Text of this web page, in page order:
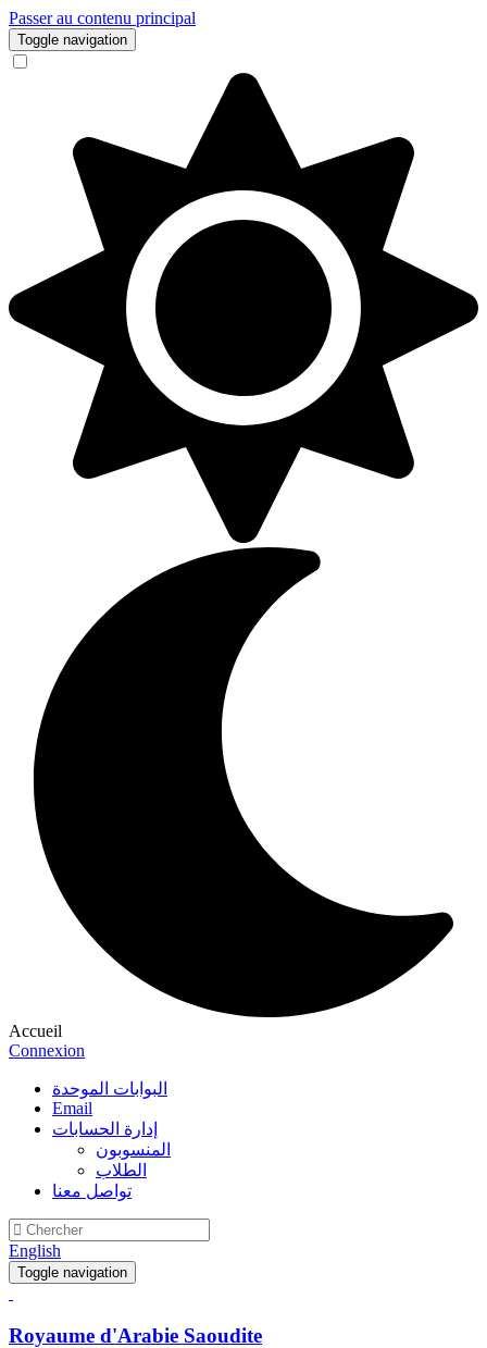
Passer au contenu principal
Toggle navigation
Accueil
Connexion
البوابات الموحدة
Email
إدارة الحسابات
المنسوبون
الطلاب
تواصل معنا
English
Toggle navigation
Royaume d'Arabie Saoudite